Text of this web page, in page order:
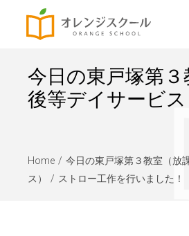
今日の東戸塚第
後等デイサービス
Home
今日の東戸塚第３教室（放
ス）
ストロー工作を行いました！